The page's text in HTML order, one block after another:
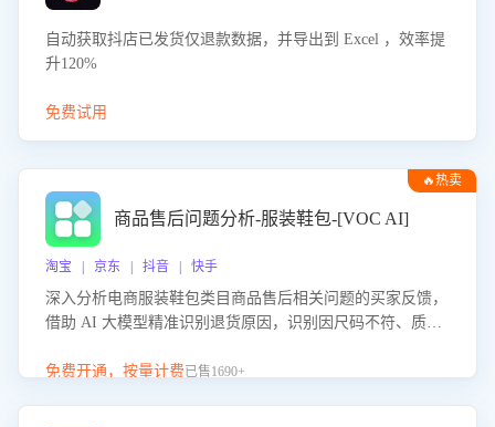
自动获取抖店已发货仅退款数据，并导出到 Excel ，效率提
升120%
免费试用
🔥热卖
商品售后问题分析-服装鞋包-[VOC AI]
淘宝 | 京东 | 抖音 | 快手
深入分析电商服装鞋包类目商品售后相关问题的买家反馈，
借助 AI 大模型精准识别退货原因，识别因尺码不符、质量
议，助力商家优化产品或服务，实现销售额的显著提升。
免费开通，按量计费已售1690+